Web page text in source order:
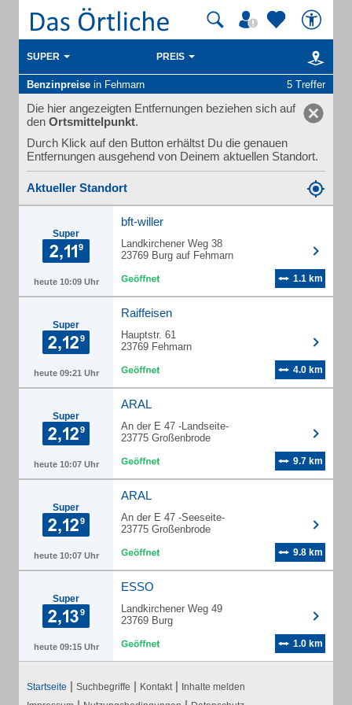
SUPER PREIS
Benzinpreise in Fehmarn 5 Treffer
Die hier angezeigten Entfernungen beziehen sich auf
den Ortsmittelpunkt.
Durch Klick auf den Button erhältst Du die genauen
Entfernungen ausgehend von Deinem aktuellen Standort.
Aktueller Standort
Super
heute 10:09 Uhr
bft-willer
Landkirchener Weg 38
23769 Burg auf Fehmarn
1.1 km
Super
heute 09:21 Uhr
Raiffeisen
Hauptstr. 61
23769 Fehmarn
4.0 km
Super
heute 10:07 Uhr
ARAL
An der E 47 -Landseite-
23775 Großenbrode
9.7 km
Super
heute 10:07 Uhr
ARAL
An der E 47 -Seeseite-
23775 Großenbrode
9.8 km
Super
heute 09:15 Uhr
ESSO
Landkirchener Weg 49
23769 Burg
1.0 km
Startseite | Suchbegriffe | Kontakt | Inhalte melden